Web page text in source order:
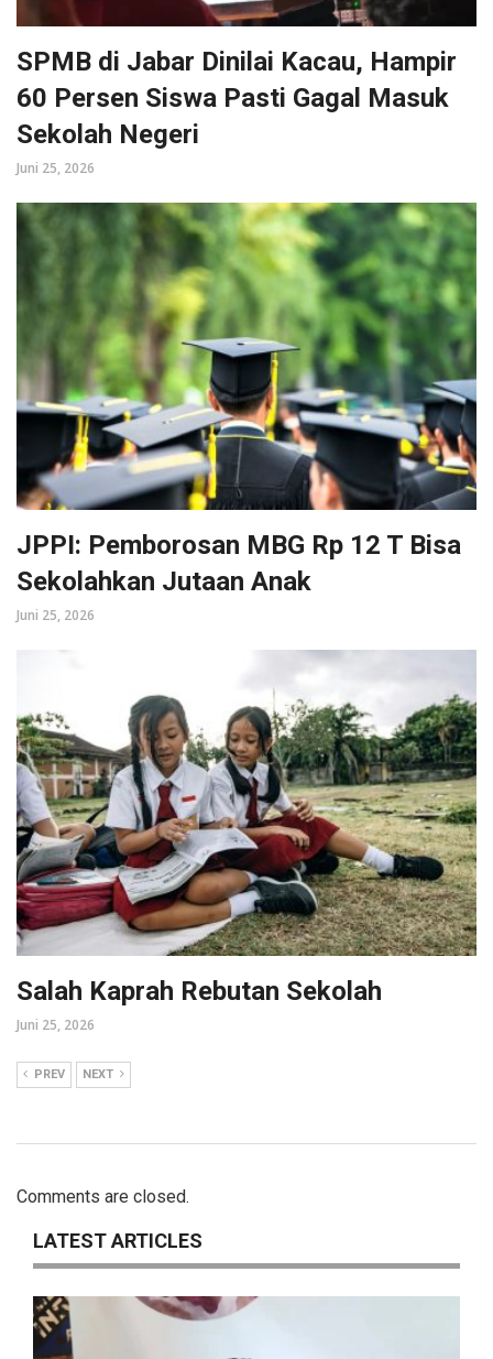
SPMB di Jabar Dinilai Kacau, Hampir
60 Persen Siswa Pasti Gagal Masuk
Sekolah Negeri
Juni 25, 2026
JPPI: Pemborosan MBG Rp 12 T Bisa
Sekolahkan Jutaan Anak
Juni 25, 2026
Salah Kaprah Rebutan Sekolah
Juni 25, 2026
PREV NEXT
Comments are closed.
LATEST ARTICLES